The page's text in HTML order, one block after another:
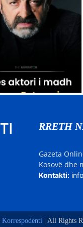
RRETH
Gazeta
Kosovë dhe
Kontakti:
Korrespodenti| All Rights